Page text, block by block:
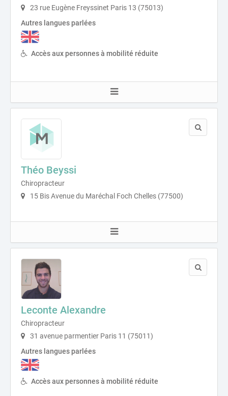
23 rue Eugène Freyssinet Paris 13 (75013)
Autres langues parlées
Accès aux personnes à mobilité réduite
Théo Beyssi
Chiropracteur
15 Bis Avenue du Maréchal Foch Chelles (77500)
Leconte Alexandre
Chiropracteur
31 avenue parmentier Paris 11 (75011)
Autres langues parlées
Accès aux personnes à mobilité réduite